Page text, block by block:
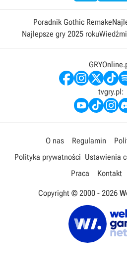
Poradnik Gothic Remake
Najlepsze gry 2025 roku
tvgry.pl:
O nas Regulamin
Polityka prywatności Ustawienia
Praca
Kontakt
Copyright © 2000 - 2026